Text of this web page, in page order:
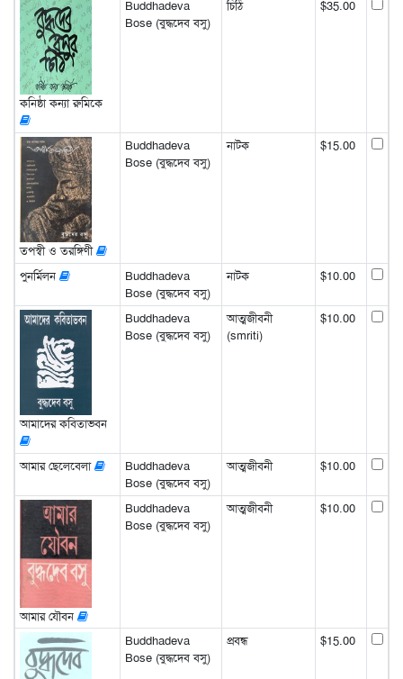
কনিষ্ঠা কন্যা রুমিকে
Buddhadeva
Bose (বুদ্ধদেব বসু)
চিঠি $35.00
তপস্বী ও তরঙ্গিণী
Buddhadeva
Bose (বুদ্ধদেব বসু)
নাটক $15.00
পুনর্মিলন
Buddhadeva
Bose (বুদ্ধদেব বসু)
নাটক $10.00
আমাদের কবিতাভবন
Buddhadeva
Bose (বুদ্ধদেব বসু)
আত্মজীবনী
(smriti)
$10.00
আমার ছেলেবেলা
Buddhadeva
Bose (বুদ্ধদেব বসু)
আত্মজীবনী $10.00
আমার যৌবন
Buddhadeva
Bose (বুদ্ধদেব বসু)
আত্মজীবনী $10.00
Buddhadeva
Bose (বুদ্ধদেব বসু)
প্রবন্ধ $15.00